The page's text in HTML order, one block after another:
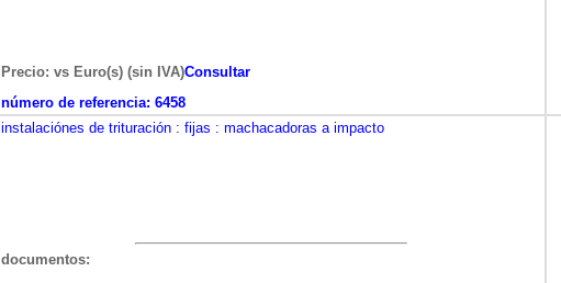
Precio: vs Euro(s) (sin IVA)Consultar
número de referencia: 6458
instalaciónes de trituración : fijas : machacadoras a impacto
documentos: